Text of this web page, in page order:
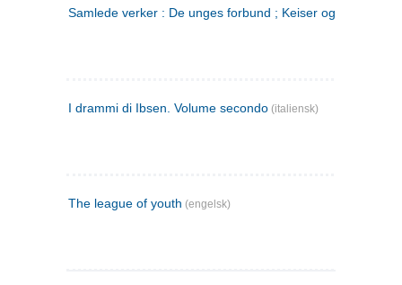
Samlede verker : De unges forbund ; Keiser og Galilæer. 3
I drammi di Ibsen. Volume secondo (italiensk)
The league of youth (engelsk)